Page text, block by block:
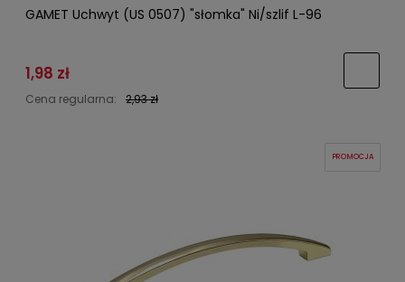
GAMET Uchwyt (US 0507) "słomka" Ni/szlif L-96
1,98 zł
Cena regularna: 2,93 zł
PROMOCJA